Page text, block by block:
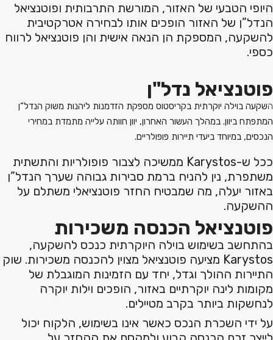
היופי הטבעי של האזור, המורשת התרבותית ופוטנציאל
הנדל”ן של האזור הופכים אותו לבחירה אטרקטיבית
להשקעה, המספקת הן הנאה אישית והן פוטנציאל לרווח
כספי.
פוטנציאל נדל"ן
השקעה בוילה יוקרתית בקריסטוס מספקת הזדמנות ליהנות משוק הנדל”ן
המתפתח ביוון. במהלך העשור האחרון, יוון חוותה עלייה מתמדת במחירי
הנכסים, במיוחד ביעדי תיירות פופולריים.
ככל ש-Karystos ממשיכה לצבור פופולריות והתשתית
משתפרת, נין להניח ברמת סבירות גבוהה שערך הנדל”ן
באזור יעלה, מה שמבטיח החזר פוטנציאלי משתלם על
ההשקעה.
פוטנציאל הכנסה משכירות
בהתחשב בשימוש בוילה היוקרתית כנכס להשקעה,
Karystos מציעה פוטנציאל מצוין להכנסה משכירות. שוק
התיירות ההולך וגדל, יחד עם הזמינות המוגבלת של
מקומות לינה יוקרתיים באזור, הופכים וילות יוקרה
לנחשקות ביותר בקרב מטיילים.
על ידי השכרת הנכס כאשר אינו בשימוש, הלקוח יכול